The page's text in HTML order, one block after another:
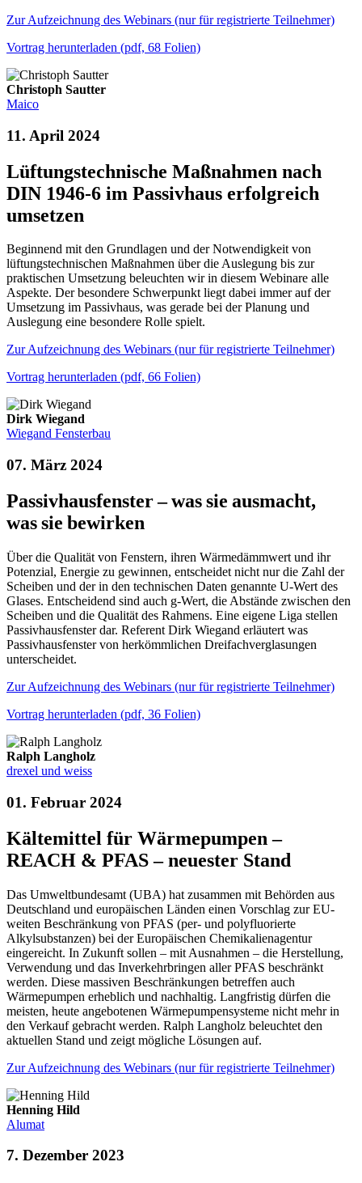
Zur Aufzeichnung des Webinars (nur für registrierte Teilnehmer)
Vortrag herunterladen (pdf, 68 Folien)
Christoph Sautter
Maico
11. April 2024
Lüftungstechnische Maßnahmen nach
DIN 1946-6 im Passivhaus erfolgreich
umsetzen
Beginnend mit den Grundlagen und der Notwendigkeit von
lüftungstechnischen Maßnahmen über die Auslegung bis zur
praktischen Umsetzung beleuchten wir in diesem Webinare alle
Aspekte. Der besondere Schwerpunkt liegt dabei immer auf der
Umsetzung im Passivhaus, was gerade bei der Planung und
Auslegung eine besondere Rolle spielt.
Zur Aufzeichnung des Webinars (nur für registrierte Teilnehmer)
Vortrag herunterladen (pdf, 66 Folien)
Dirk Wiegand
Wiegand Fensterbau
07. März 2024
Passivhausfenster – was sie ausmacht,
was sie bewirken
Über die Qualität von Fenstern, ihren Wärmedämmwert und ihr
Potenzial, Energie zu gewinnen, entscheidet nicht nur die Zahl der
Scheiben und der in den technischen Daten genannte U-Wert des
Glases. Entscheidend sind auch g-Wert, die Abstände zwischen den
Scheiben und die Qualität des Rahmens. Eine eigene Liga stellen
Passivhausfenster dar. Referent Dirk Wiegand erläutert was
Passivhausfenster von herkömmlichen Dreifachverglasungen
unterscheidet.
Zur Aufzeichnung des Webinars (nur für registrierte Teilnehmer)
Vortrag herunterladen (pdf, 36 Folien)
Ralph Langholz
drexel und weiss
01. Februar 2024
Kältemittel für Wärmepumpen –
REACH & PFAS – neuester Stand
Das Umweltbundesamt (UBA) hat zusammen mit Behörden aus
Deutschland und europäischen Länden einen Vorschlag zur EU-
weiten Beschränkung von PFAS (per- und polyfluorierte
Alkylsubstanzen) bei der Europäischen Chemikalienagentur
eingereicht. In Zukunft sollen – mit Ausnahmen – die Herstellung,
Verwendung und das Inverkehrbringen aller PFAS beschränkt
werden. Diese massiven Beschränkungen betreffen auch
Wärmepumpen erheblich und nachhaltig. Langfristig dürfen die
meisten, heute angebotenen Wärmepumpensysteme nicht mehr in
den Verkauf gebracht werden. Ralph Langholz beleuchtet den
aktuellen Stand und zeigt mögliche Lösungen auf.
Zur Aufzeichnung des Webinars (nur für registrierte Teilnehmer)
Henning Hild
Alumat
7. Dezember 2023